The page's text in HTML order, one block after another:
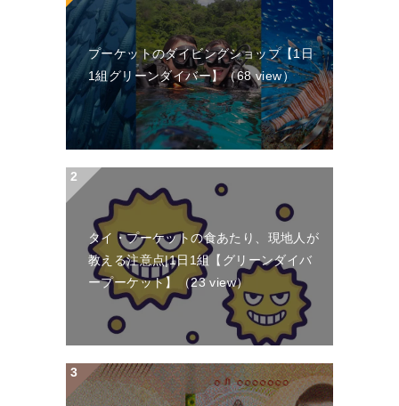
プーケットのダイビングショップ【1日
1組グリーンダイバー】（68 view）
タイ・プーケットの食あたり、現地人が
教える注意点|1日1組【グリーンダイバ
ープーケット】
（23 view）